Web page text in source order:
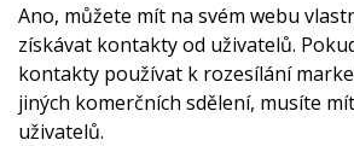
Ano, můžete mít na svém webu
získávat kontakty od uživatelů.
kontakty používat k rozesílání
jiných komerčních sdělení, musíte
uživatelů.